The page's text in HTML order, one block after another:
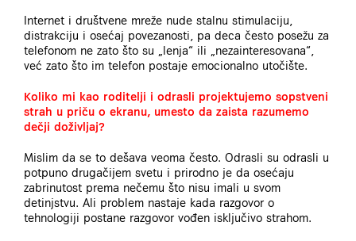
Internet i društvene mreže nude stalnu stimulaciju,
distrakciju i osećaj povezanosti, pa deca često posežu za
telefonom ne zato što su „lenja“ ili „nezainteresovana“,
već zato što im telefon postaje emocionalno utočište.
Koliko mi kao roditelji i odrasli projektujemo sopstveni
strah u priču o ekranu, umesto da zaista razumemo
dečji doživljaj?
Mislim da se to dešava veoma često. Odrasli su odrasli u
potpuno drugačijem svetu i prirodno je da osećaju
zabrinutost prema nečemu što nisu imali u svom
detinjstvu. Ali problem nastaje kada razgovor o
tehnologiji postane razgovor vođen isključivo strahom.